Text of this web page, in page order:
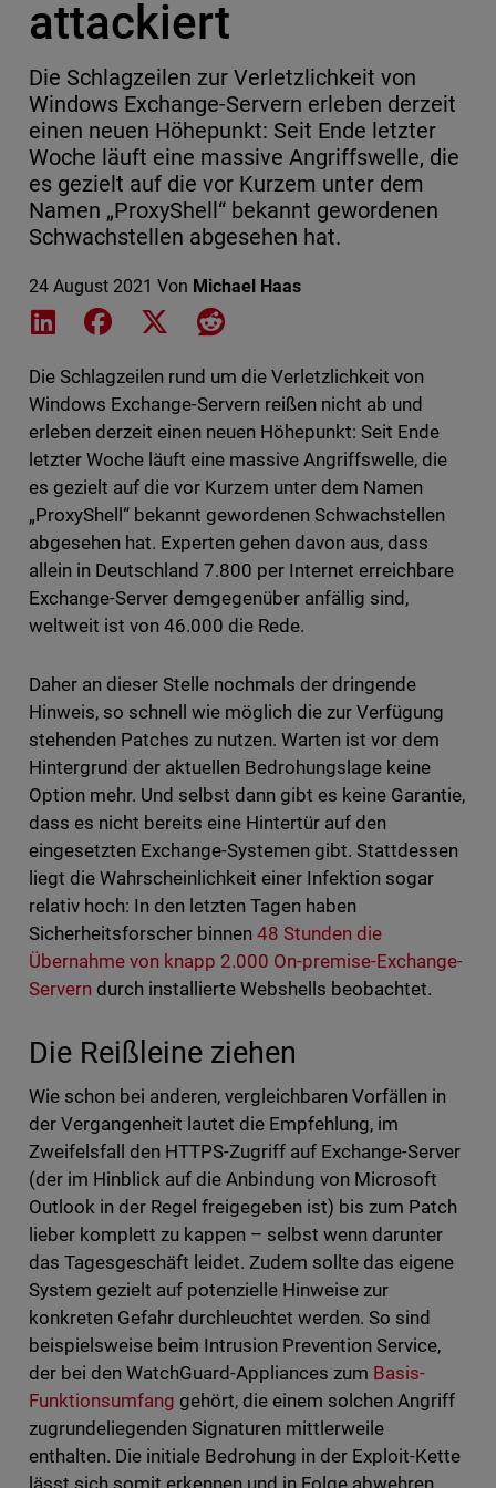
attackiert
Die Schlagzeilen zur Verletzlichkeit von
Windows Exchange-Servern erleben derzeit
einen neuen Höhepunkt: Seit Ende letzter
Woche läuft eine massive Angriffswelle, die
es gezielt auf die vor Kurzem unter dem
Namen „ProxyShell“ bekannt gewordenen
Schwachstellen abgesehen hat.
24 August 2021 Von Michael Haas
Share on LinkedIn
Share on Facebook
Share on XShare on Reddit
Die Schlagzeilen rund um die Verletzlichkeit von
Windows Exchange-Servern reißen nicht ab und
erleben derzeit einen neuen Höhepunkt: Seit Ende
letzter Woche läuft eine massive Angriffswelle, die
es gezielt auf die vor Kurzem unter dem Namen
„ProxyShell“ bekannt gewordenen Schwachstellen
abgesehen hat. Experten gehen davon aus, dass
allein in Deutschland 7.800 per Internet erreichbare
Exchange-Server demgegenüber anfällig sind,
weltweit ist von 46.000 die Rede.
Daher an dieser Stelle nochmals der dringende
Hinweis, so schnell wie möglich die zur Verfügung
stehenden Patches zu nutzen. Warten ist vor dem
Hintergrund der aktuellen Bedrohungslage keine
Option mehr. Und selbst dann gibt es keine Garantie,
dass es nicht bereits eine Hintertür auf den
eingesetzten Exchange-Systemen gibt. Stattdessen
liegt die Wahrscheinlichkeit einer Infektion sogar
relativ hoch: In den letzten Tagen haben
Sicherheitsforscher binnen 48 Stunden die
Übernahme von knapp 2.000 On-premise-Exchange-
Serverndurch installierte Webshells beobachtet.
Die Reißleine ziehen
Wie schon bei anderen, vergleichbaren Vorfällen in
der Vergangenheit lautet die Empfehlung, im
Zweifelsfall den HTTPS-Zugriff auf Exchange-Server
(der im Hinblick auf die Anbindung von Microsoft
Outlook in der Regel freigegeben ist) bis zum Patch
lieber komplett zu kappen – selbst wenn darunter
das Tagesgeschäft leidet. Zudem sollte das eigene
System gezielt auf potenzielle Hinweise zur
konkreten Gefahr durchleuchtet werden. So sind
beispielsweise beim Intrusion Prevention Service,
der bei den WatchGuard-Appliances zum Basis-
Funktionsumfang gehört, die einem solchen Angriff
zugrundeliegenden Signaturen mittlerweile
enthalten. Die initiale Bedrohung in der Exploit-Kette